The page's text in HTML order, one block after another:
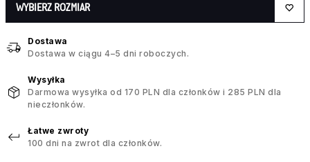
WYBIERZ ROZMIAR
Dostawa
Dostawa w ciągu 4–5 dni roboczych.
Wysyłka
Darmowa wysyłka od 170 PLN dla członków i 285 PLN dla
nieczłonków.
Łatwe zwroty
100 dni na zwrot dla członków.